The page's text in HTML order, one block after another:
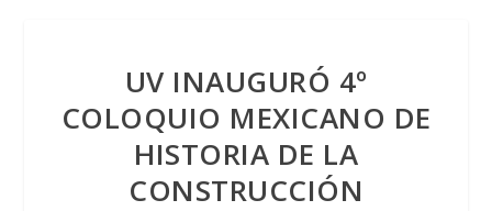
UV INAUGURÓ 4º
COLOQUIO MEXICANO DE
HISTORIA DE LA
CONSTRUCCIÓN